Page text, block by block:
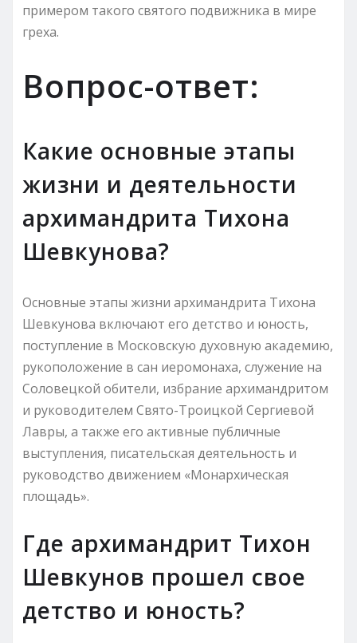
примером такого святого подвижника в мире
греха.
Вопрос-ответ:
Какие основные этапы
жизни и деятельности
архимандрита Тихона
Шевкунова?
Основные этапы жизни архимандрита Тихона
Шевкунова включают его детство и юность,
поступление в Московскую духовную академию,
рукоположение в сан иеромонаха, служение на
Соловецкой обители, избрание архимандритом
и руководителем Свято-Троицкой Сергиевой
Лавры, а также его активные публичные
выступления, писательская деятельность и
руководство движением «Монархическая
площадь».
Где архимандрит Тихон
Шевкунов прошел свое
детство и юность?